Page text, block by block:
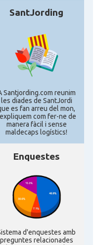
SantJording
Santjording.com reunim
les diades de SantJordi
es fan arreu del mon,
com fer-ne de
manera fàcil i sense
maldecaps logí­stics!
Enquestes
d'enquestes amb
preguntes relacionades